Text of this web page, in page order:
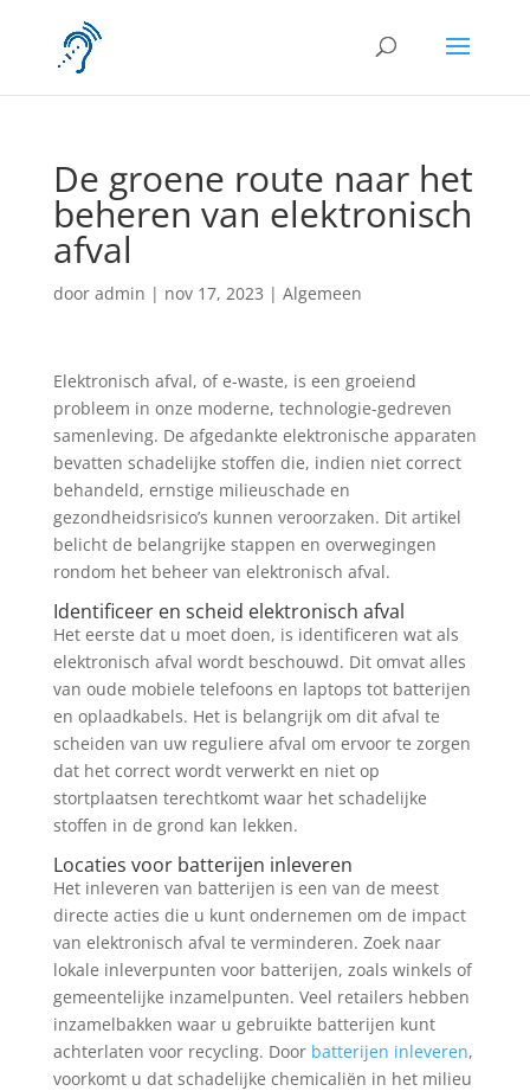
De groene route naar het
beheren van elektronisch
afval
door admin | nov 17, 2023 | Algemeen
Elektronisch afval, of e-waste, is een groeiend
probleem in onze moderne, technologie-gedreven
samenleving. De afgedankte elektronische apparaten
bevatten schadelijke stoffen die, indien niet correct
behandeld, ernstige milieuschade en
gezondheidsrisico’s kunnen veroorzaken. Dit artikel
belicht de belangrijke stappen en overwegingen
rondom het beheer van elektronisch afval.
Identificeer en scheid elektronisch afval
Het eerste dat u moet doen, is identificeren wat als
elektronisch afval wordt beschouwd. Dit omvat alles
van oude mobiele telefoons en laptops tot batterijen
en oplaadkabels. Het is belangrijk om dit afval te
scheiden van uw reguliere afval om ervoor te zorgen
dat het correct wordt verwerkt en niet op
stortplaatsen terechtkomt waar het schadelijke
stoffen in de grond kan lekken.
Locaties voor batterijen inleveren
Het inleveren van batterijen is een van de meest
directe acties die u kunt ondernemen om de impact
van elektronisch afval te verminderen. Zoek naar
lokale inleverpunten voor batterijen, zoals winkels of
gemeentelijke inzamelpunten. Veel retailers hebben
inzamelbakken waar u gebruikte batterijen kunt
achterlaten voor recycling. Door batterijen inleveren,
voorkomt u dat schadelijke chemicaliën in het milieu